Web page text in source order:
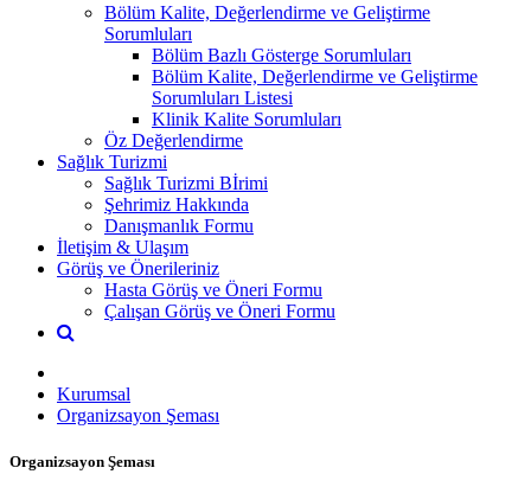
Bölüm Kalite, Değerlendirme ve Geliştirme
Sorumluları
Bölüm Bazlı Gösterge Sorumluları
Bölüm Kalite, Değerlendirme ve Geliştirme
Sorumluları Listesi
Klinik Kalite Sorumluları
Öz Değerlendirme
Sağlık Turizmi
Sağlık Turizmi Bİrimi
Şehrimiz Hakkında
Danışmanlık Formu
İletişim & Ulaşım
Görüş ve Önerileriniz
Hasta Görüş ve Öneri Formu
Çalışan Görüş ve Öneri Formu
Kurumsal
Organizsayon Şeması
Organizsayon Şeması